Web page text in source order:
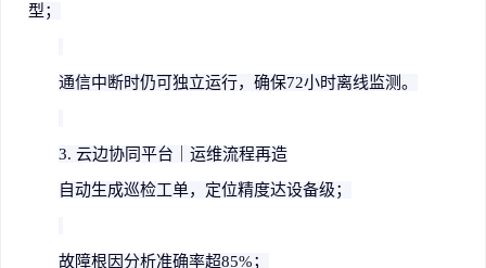
型；
通信中断时仍可独立运行，确保72小时离线监测。
3. 云边协同平台｜运维流程再造
自动生成巡检工单，定位精度达设备级；
故障根因分析准确率超85%；